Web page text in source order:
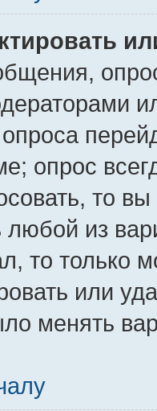
опрос
то
любой из
то только
или
менять